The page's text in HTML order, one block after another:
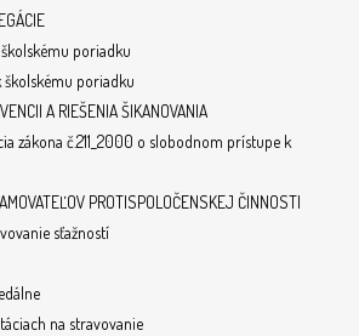
školskému poriadku
školskému poriadku
A RIEŠENIA ŠIKANOVANIA
zákona č.211_2000 o slobodnom prístupe k
PROTISPOLOČENSKEJ ČINNOSTI
sťažností
na stravovanie